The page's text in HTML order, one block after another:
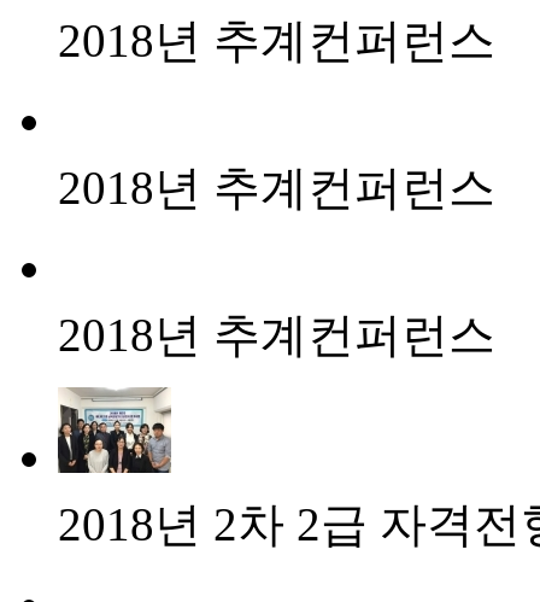
2018년 추계컨퍼런스
2018년 추계컨퍼런스
2018년 추계컨퍼런스
2018년 2차 2급 자격